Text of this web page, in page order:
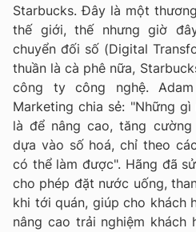
Starbucks. Đây là một
thế giới, thế nhưng giờ
chuyển đối số (Digital
thuần là cà phê nữa,
công ty công nghệ.
Marketing chia sẻ: "Những
là để nâng cao, tăng
dựa vào số hoá, chỉ theo
có thể làm được". Hãng đã
cho phép đặt nước uống,
khi tới quán, giúp cho khách
nâng cao trải nghiệm khách